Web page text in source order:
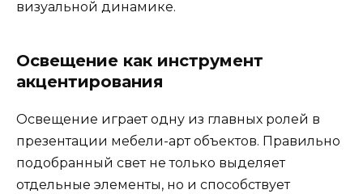
визуальной динамике.
Освещение как инструмент
акцентирования
Освещение играет одну из главных ролей в
презентации мебели-арт объектов. Правильно
подобранный свет не только выделяет
отдельные элементы, но и способствует